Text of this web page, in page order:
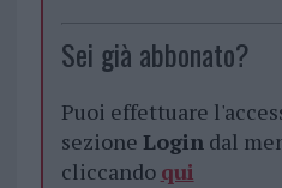
Sei già abbonato?
Puoi effettuare
sezione Logindal
cliccando qui